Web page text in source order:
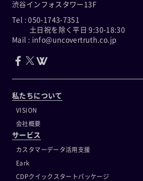
渋谷インフォスタワー13F
Tel : 050-1743-7351
土日祝を除く平日 9:30-18:30
Mail : info@uncovertruth.co.jp
私たちについて
VISION
会社概要
サービス
カスタマーデータ活用支援
Eark
CDPクイックスタートパッケージ